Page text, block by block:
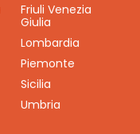
Friuli Venezia
Giulia
Lombardia
Piemonte
Sicilia
Umbria